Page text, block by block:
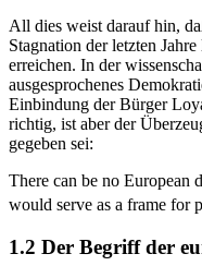
All dies weist darauf hin,
Stagnation der letzten
erreichen. In der
ausgesprochenes
Einbindung der Bürger
richtig, ist aber der
gegeben sei:
There can be no European
would serve as a frame for
1.2 Der Begriff der